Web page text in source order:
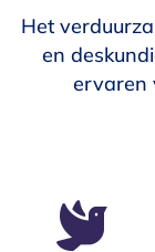
Het
en
ervaren